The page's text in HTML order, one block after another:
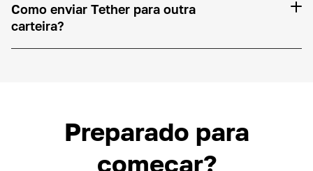
Como enviar Tether para outra
carteira?
Preparado para
começar?